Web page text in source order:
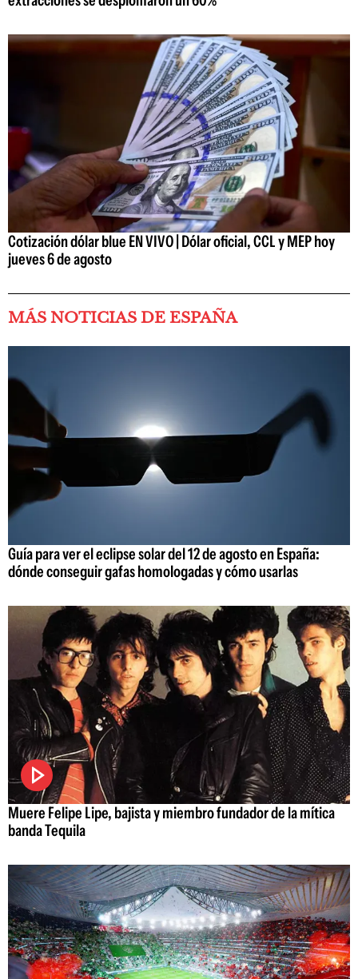
Cotización dólar blue EN VIVO | Dólar oficial, CCL y MEP hoy
jueves 6 de agosto
MÁS NOTICIAS DE ESPAÑA
Guía para ver el eclipse solar del 12 de agosto en España:
dónde conseguir gafas homologadas y cómo usarlas
Muere Felipe Lipe, bajista y miembro fundador de la mítica
banda Tequila